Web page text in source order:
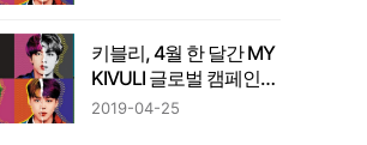
키블리, 4월 한 달간 MY
KIVULI 글로벌 캠페인
진행
2019-04-25